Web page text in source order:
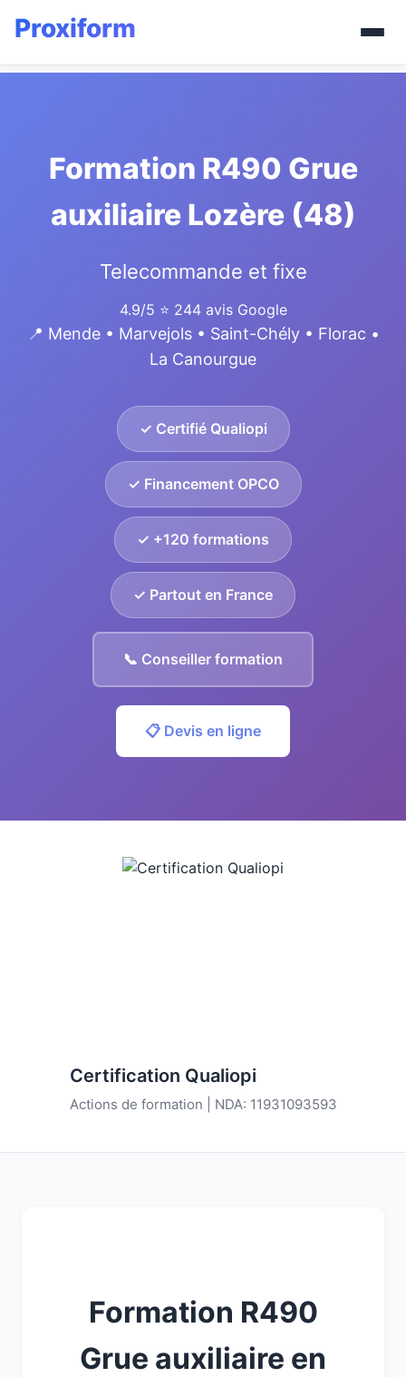
Formation R490 Grue
auxiliaire Lozère (48)
Telecommande et fixe
4.9/5 ⭐ 244 avis Google
📍 Mende • Marvejols • Saint-Chély • Florac •
La Canourgue
✓ Certifié Qualiopi
✓ Financement OPCO
✓ +120 formations
✓ Partout en France
📞 Conseiller formation
📋 Devis en ligne
Certification Qualiopi
Actions de formation | NDA: 11931093593
Formation R490
Grue auxiliaire en